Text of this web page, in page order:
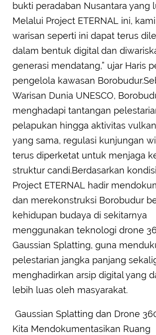
bukti peradaban Nusantara yang
Melalui Project ETERNAL ini,
warisan seperti ini dapat terus
dalam bentuk digital dan
generasi mendatang,” ujar Haris
pengelola kawasan
Warisan Dunia UNESCO,
menghadapi tantangan
pelapukan hingga aktivitas
yang sama, regulasi kunjungan
terus diperketat untuk menjaga
struktur candi.Berdasarkan
Project ETERNAL hadir
dan merekonstruksi Borobudur
kehidupan budaya di sekitarnya
menggunakan teknologi drone
Gaussian Splatting, guna
pelestarian jangka panjang
menghadirkan arsip digital yang
lebih luas oleh masyarakat.
Gaussian Splatting dan Drone
Kita Mendokumentasikan Ruang